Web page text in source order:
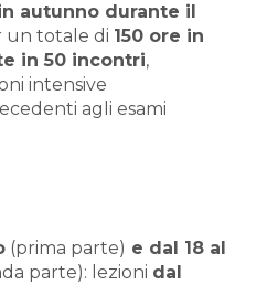
autunno durante il
un totale di 150 ore in
in 50 incontri,
intensive
agli esami
(prima parte) e dal 18 al
parte): lezioni dal